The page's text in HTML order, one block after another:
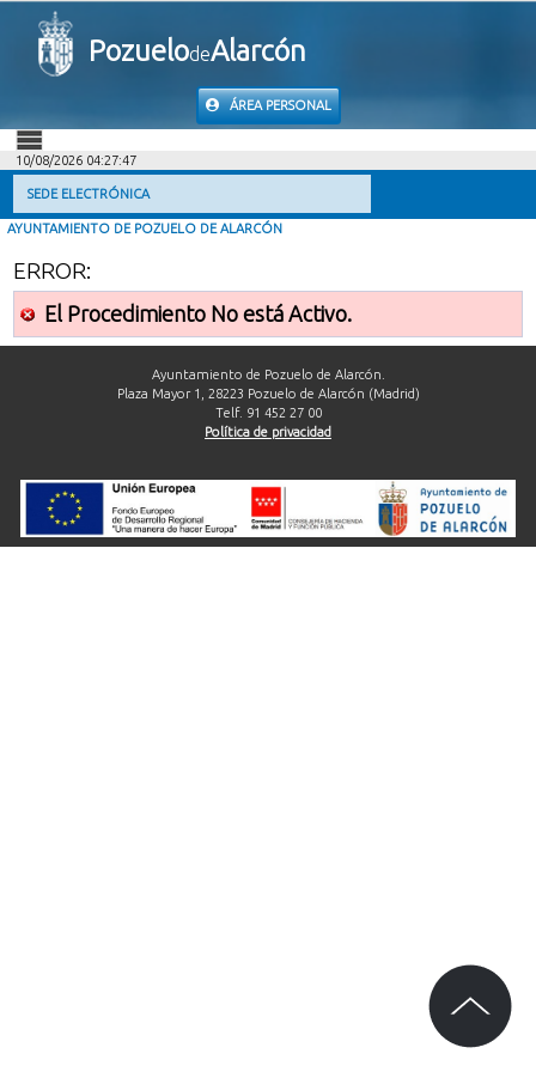
PozuelodeAlarcón
ÁREA PERSONAL
INICIO
MI CARPETA
INFORMACIÓN MUNICIPAL
AYUDA
10/08/2026 04:27:47
SEDE ELECTRÓNICA
AYUNTAMIENTO DE POZUELO DE ALARCÓN
ERROR:
El Procedimiento No está Activo.
Ayuntamiento de Pozuelo de Alarcón.
Plaza Mayor 1, 28223 Pozuelo de Alarcón (Madrid)
Telf. 91 452 27 00
Política de privacidad